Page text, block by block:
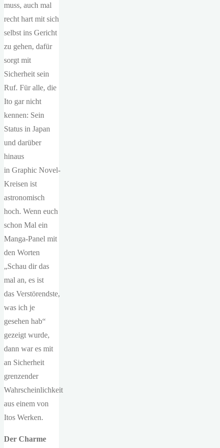
muss, auch mal
recht hart mit sich
selbst ins Gericht
zu gehen, dafür
sorgt mit
Sicherheit sein
Ruf. Für alle, die
Ito gar nicht
kennen: Sein
Status in Japan
und darüber
hinaus
in Graphic Novel-
Kreisen ist
astronomisch
hoch. Wenn euch
schon Mal ein
Manga-Panel mit
den Worten
„Schau dir das
mal an, es ist
das Verstörendste,
was ich je
gesehen hab“
gezeigt wurde,
dann war es mit
an Sicherheit
grenzender
Wahrscheinlichkeit
aus einem von
Itos Werken.
Der Charme